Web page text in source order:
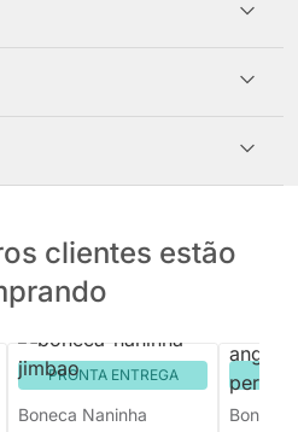
clientes estão
PRONTA ENTREGA
Boneca Naninha
Boneca